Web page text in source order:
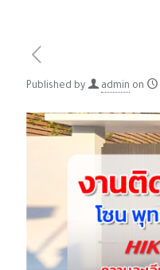
Published by admin on